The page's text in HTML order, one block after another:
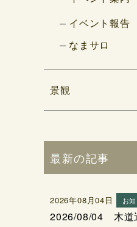
イベント報告
なまサロ
景観
最新の記事
2026年08月04日 お
2026/08/04 木道